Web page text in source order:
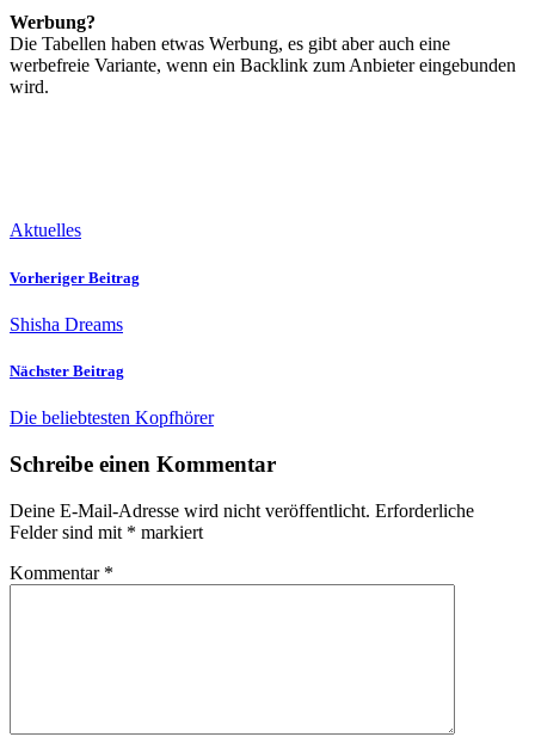
Werbung?
Die Tabellen haben etwas Werbung, es gibt aber auch eine
werbefreie Variante, wenn ein Backlink zum Anbieter eingebunden
wird.
Aktuelles
Vorheriger Beitrag
Shisha Dreams
Nächster Beitrag
Die beliebtesten Kopfhörer
Schreibe einen Kommentar
Deine E-Mail-Adresse wird nicht veröffentlicht. Erforderliche
Felder sind mit * markiert
Kommentar *